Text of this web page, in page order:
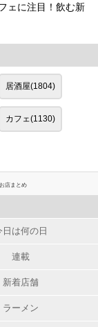
ェに注目！飲む新
居酒屋(1804)
カフェ(1130)
店まとめ
日は何の日
連載
新着店舗
ラーメン